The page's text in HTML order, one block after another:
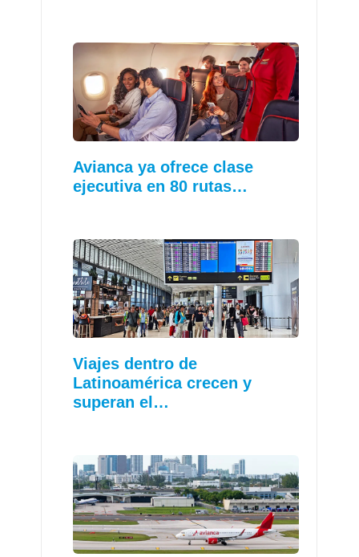
Avianca ya ofrece clase
ejecutiva en 80 rutas…
Viajes dentro de
Latinoamérica crecen y
superan el…